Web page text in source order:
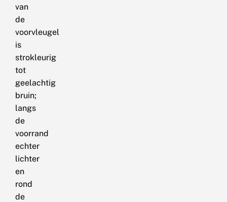
van
de
voorvleugel
is
strokleurig
tot
geelachtig
bruin;
langs
de
voorrand
echter
lichter
en
rond
de